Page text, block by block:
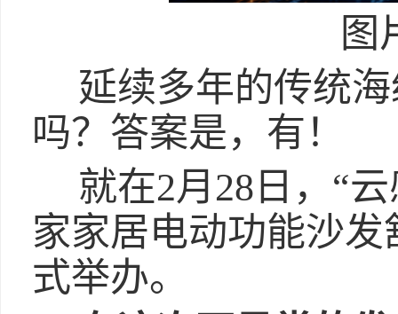
图
延续多年的传统
吗？答案是，有！
就在2月28日，“
家家居电动功能沙
式举办。